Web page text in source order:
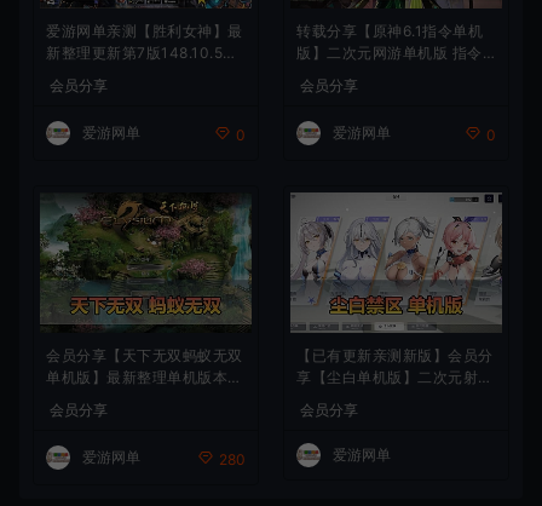
爱游网单亲测【胜利女神】最
新整理更新第7版148.10.5NI
活动148版本官服GM可无限
抽卡全剧情免虚拟机一键端视
频安装教学
会员分享
爱游网单 0
转载分享【原神6.1指令单机
版】二次元网游单机版 指令
背包 抽卡 商店 MOD 未亲测
图文教学
会员分享
爱游网单 0
会员分享【天下无双蚂蚁无双
单机版】最新整理单机版本
带GM命令后台 武侠怀旧网游
免虚拟机一键端 配套视频教
学
会员分享
爱游网单 280
【已有更新亲测新版】会员分
享【尘白单机版】二次元射击
类网游单机版一键端
会员分享
爱游网单